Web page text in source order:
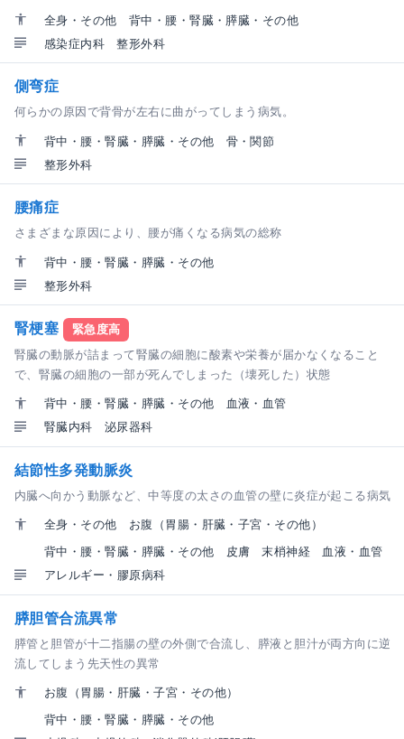
全身・その他
背中・腰・腎臓・膵臓・その他
感染症内科
整形外科
側弯症
何らかの原因で背骨が左右に曲がってしまう病気。
背中・腰・腎臓・膵臓・その他
骨・関節
整形外科
腰痛症
さまざまな原因により、腰が痛くなる病気の総称
背中・腰・腎臓・膵臓・その他
整形外科
腎梗塞
緊急度高
腎臓の動脈が詰まって腎臓の細胞に酸素や栄養が届かなくなること
で、腎臓の細胞の一部が死んでしまった（壊死した）状態
背中・腰・腎臓・膵臓・その他
血液・血管
腎臓内科
泌尿器科
結節性多発動脈炎
内臓へ向かう動脈など、中等度の太さの血管の壁に炎症が起こる病気
全身・その他
お腹（胃腸・肝臓・子宮・その他）
背中・腰・腎臓・膵臓・その他
皮膚 末梢神経
血液・血管
アレルギー・膠原病科
膵胆管合流異常
膵管と胆管が十二指腸の壁の外側で合流し、膵液と胆汁が両方向に逆
流してしまう先天性の異常
お腹（胃腸・肝臓・子宮・その他）
背中・腰・腎臓・膵臓・その他